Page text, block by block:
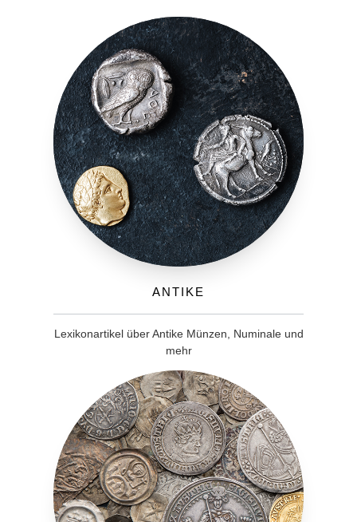
Antike
Lexikonartikel über Antike Münzen, Numinale und
mehr